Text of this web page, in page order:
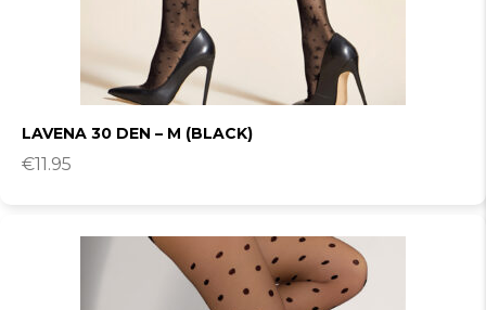
LAVENA 30 DEN – M (BLACK)
€11.95